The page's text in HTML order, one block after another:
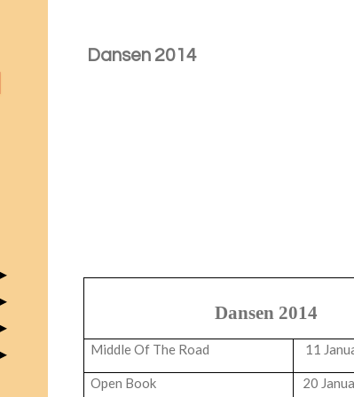
Dansen 2014
Dansen 2014
Middle Of The Road 11
Open Book 20